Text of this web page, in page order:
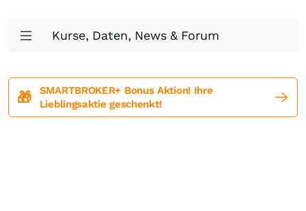
Kurse, Daten, News & Forum
🎁
SMARTBROKER+ Bonus Aktion! Ihre
Lieblingsaktie geschenkt!